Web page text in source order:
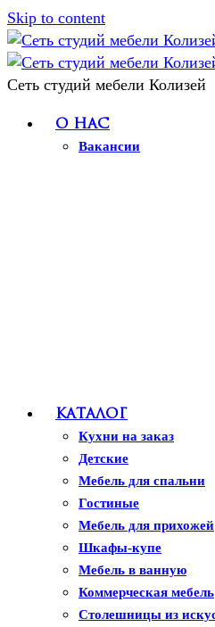
Skip to content
Сеть студий мебели Колизей
О нас
Вакансии
Каталог
Кухни на заказ
Детские
Мебель для спальни
Гостиные
Мебель для прихожей
Шкафы-купе
Мебель в ванную
Коммерческая мебель
Столешницы из